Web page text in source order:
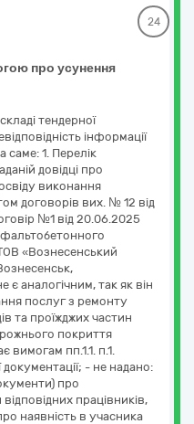
про усунення
24
тендерної
інформації
саме: 1. Перелік
довідці про
виконання
договорів вих. № 12 від
№1 від 20.06.2025
«Вознесенський
є аналогічним, так як він
послуг з ремонту
та проїжджих частин
покриття
вимогам пп.1.1. п.1.
- не надано:
про
працівників,
наявність в учасника